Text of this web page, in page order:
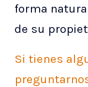
forma
de su
Si tienes